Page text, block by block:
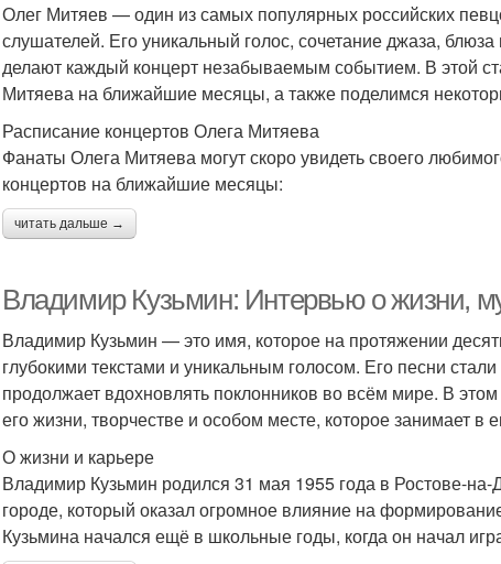
Олег Митяев — один из самых популярных российских
слушателей. Его уникальный голос, сочетание джаза,
делают каждый концерт незабываемым событием. В этой
Митяева на ближайшие месяцы, а также поделимся
Расписание концертов Олега Митяева
Фанаты Олега Митяева могут скоро увидеть своего
концертов на ближайшие месяцы:
читать дальше →
Владимир Кузьмин: Интервью о жизни,
Владимир Кузьмин — это имя, которое на протяжении
глубокими текстами и уникальным голосом. Его песни
продолжает вдохновлять поклонников во всём мире. В
его жизни, творчестве и особом месте, которое занимает в
О жизни и карьере
Владимир Кузьмин родился 31 мая 1955 года в Ростове-
городе, который оказал огромное влияние на
Кузьмина начался ещё в школьные годы, когда он начал